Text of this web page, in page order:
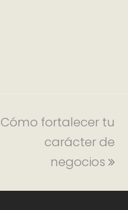
Cómo fortalecer tu
carácter de
negocios